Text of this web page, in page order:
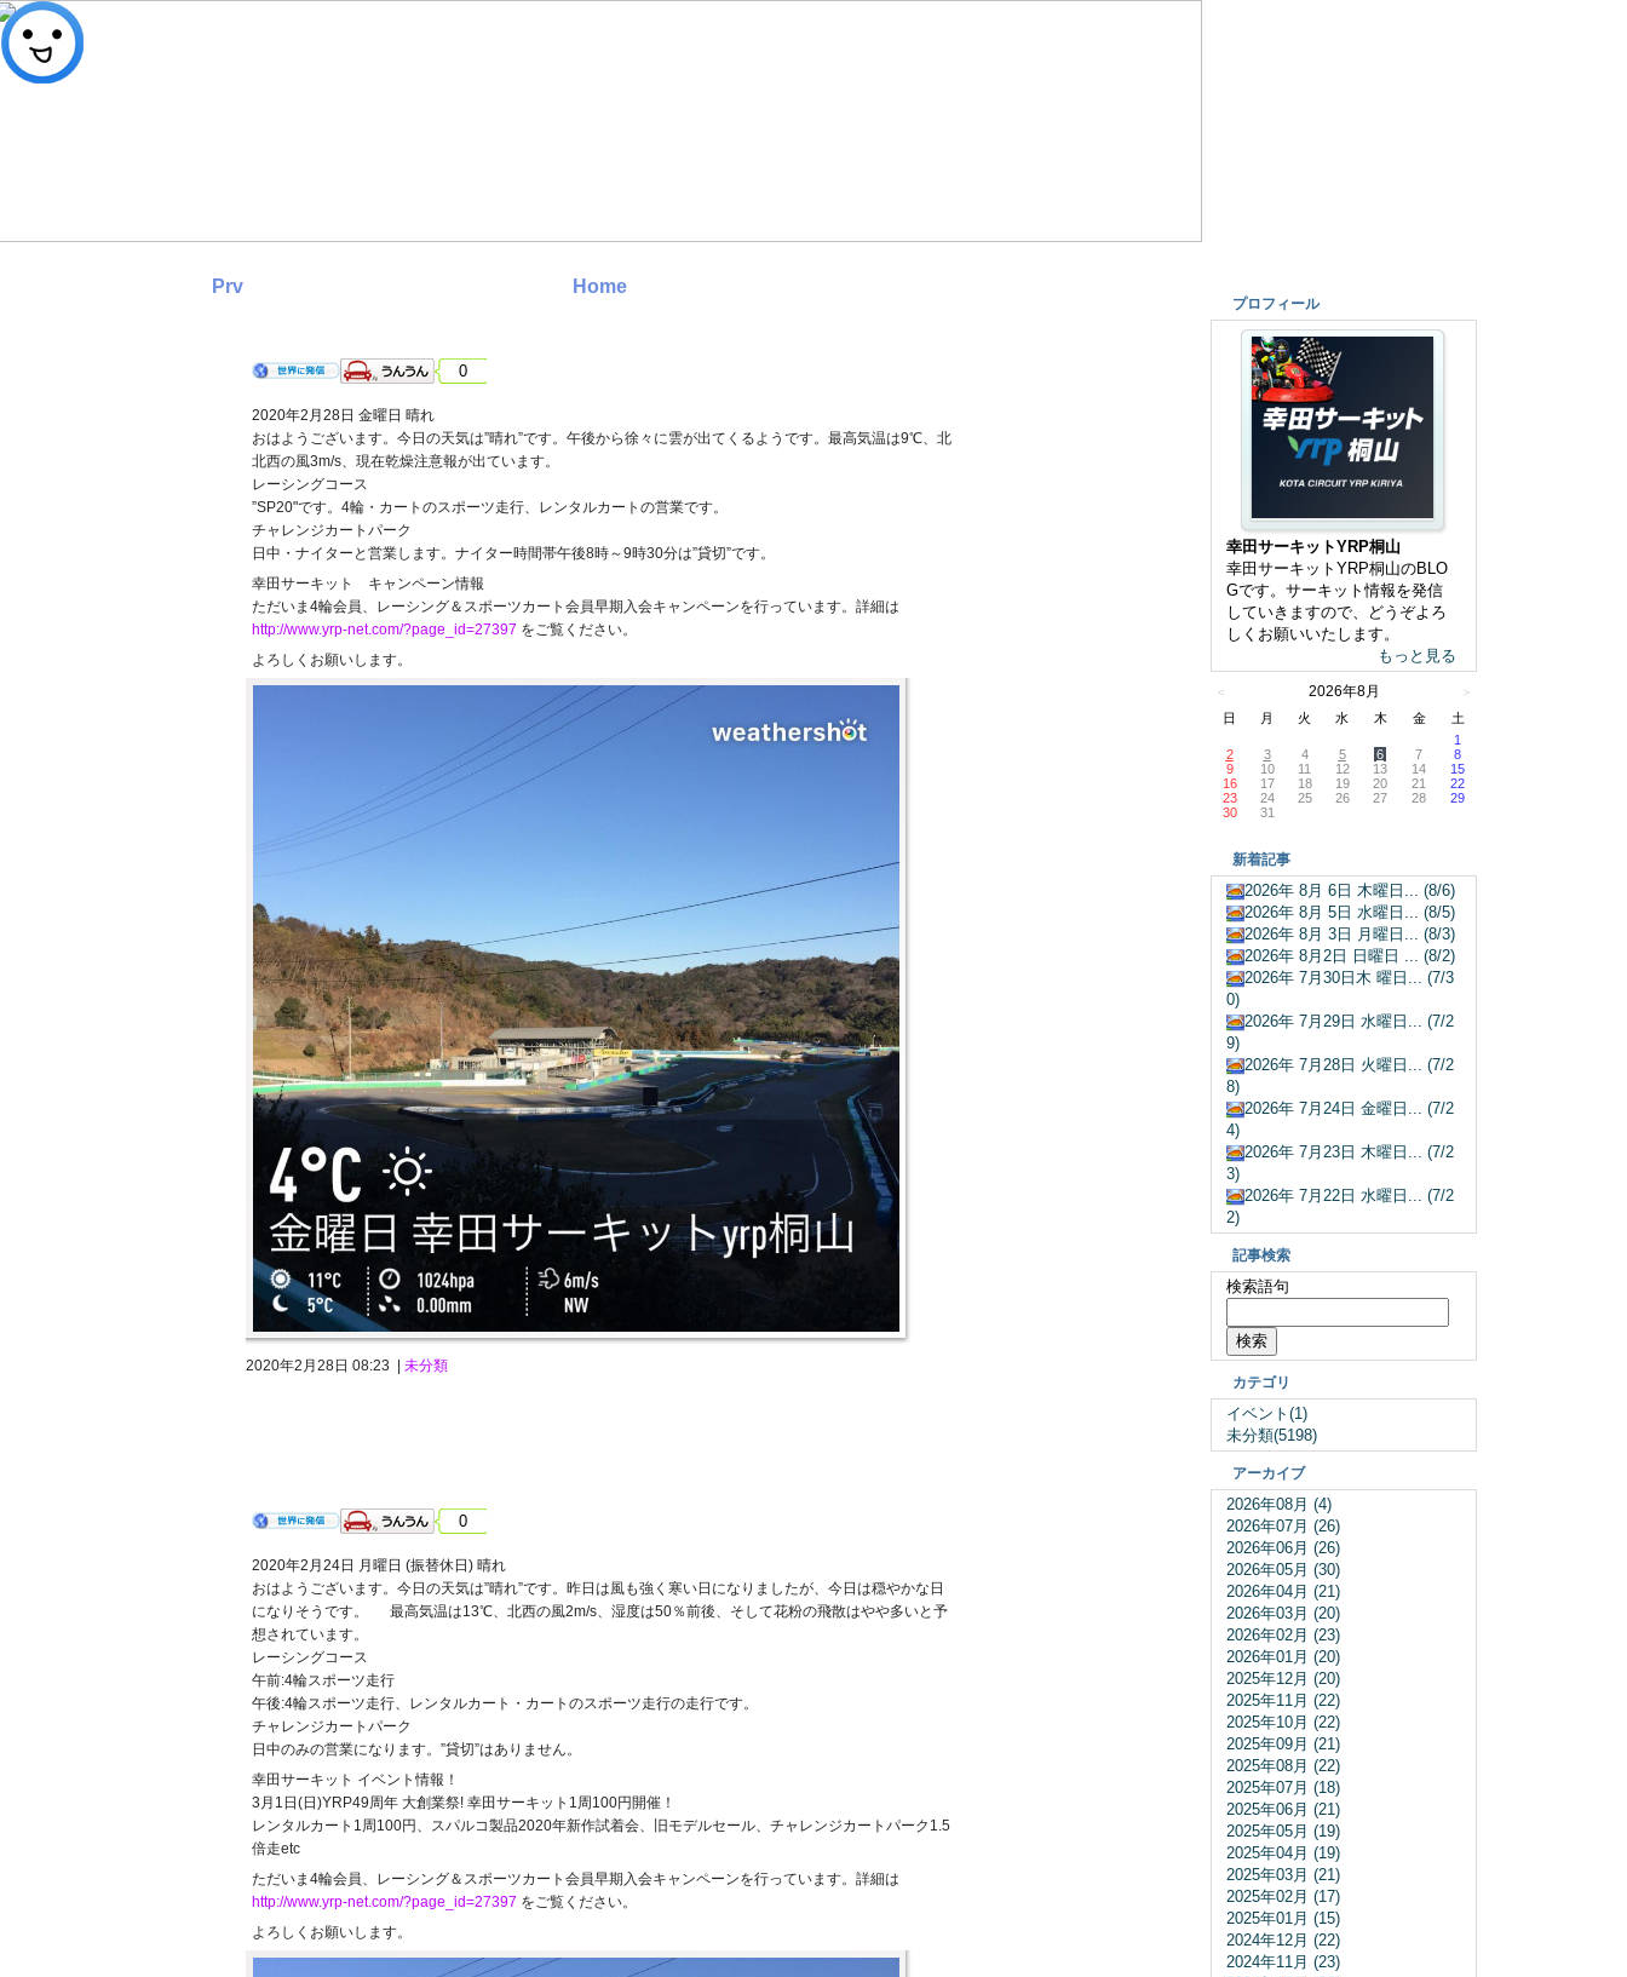
Prv Home
0
2020年2月28日 金曜日 晴れ
おはようございます。今日の天気は”晴れ”です。午後から徐々に雲が出てくるようです。最高気温は9℃、北
北西の風3m/s、現在乾燥注意報が出ています。
レーシングコース
”SP20"です。4輪・カートのスポーツ走行、レンタルカートの営業です。
チャレンジカートパーク
日中・ナイターと営業します。ナイター時間帯午後8時～9時30分は”貸切”です。
幸田サーキット キャンペーン情報
ただいま4輪会員、レーシング＆スポーツカート会員早期入会キャンペーンを行っています。詳細は
http://www.yrp-net.com/?page_id=27397 をご覧ください。
よろしくお願いします。
2020年2月28日 08:23 | 未分類
0
2020年2月24日 月曜日 (振替休日) 晴れ
おはようございます。今日の天気は”晴れ”です。昨日は風も強く寒い日になりましたが、今日は穏やかな日
になりそうです。
/st
at
ic.
x
x.f
b
c
n
e
t/i
m
最高気温は13℃、北西の風2m/s、湿度は50％前後、そして花粉の飛散はやや多いと予
想されています。
レーシングコース
午前:4輪スポーツ走行
午後:4輪スポーツ走行、レンタルカート・カートのスポーツ走行の走行です。
チャレンジカートパーク
日中のみの営業になります。”貸切”はありません。
幸田サーキット イベント情報！
3月1日(日)YRP49周年 大創業祭! 幸田サーキット1周100円開催！
レンタルカート1周100円、スパルコ製品2020年新作試着会、旧モデルセール、チャレンジカートパーク1.5
倍走etc
ただいま4輪会員、レーシング＆スポーツカート会員早期入会キャンペーンを行っています。詳細は
http://www.yrp-net.com/?page_id=27397 をご覧ください。
よろしくお願いします。
プロフィール
幸田サーキットYRP桐山
幸田サーキットYRP桐山のBLO
Gです。サーキット情報を発信
していきますので、どうぞよろ
しくお願いいたします。
もっと見る
＜ 2026年8月
＞
日
月 火 水 木 金
土
1
2
3 4 5 6 7
8
9
10 11 12 13 14
15
16
17 18 19 20 21
22
23
24 25 26 27 28
29
30
31
新着記事
2026年 8月 6日 木曜日... (8/6)
2026年 8月 5日 水曜日... (8/5)
2026年 8月 3日 月曜日... (8/3)
2026年 8月2日 日曜日 ... (8/2)
2026年 7月30日木 曜日... (7/3
0)
2026年 7月29日 水曜日... (7/2
9)
2026年 7月28日 火曜日... (7/2
8)
2026年 7月24日 金曜日... (7/2
4)
2026年 7月23日 木曜日... (7/2
3)
2026年 7月22日 水曜日... (7/2
2)
記事検索
検索語句
カテゴリ
イベント(1)
未分類(5198)
アーカイブ
2026年08月 (4)
2026年07月 (26)
2026年06月 (26)
2026年05月 (30)
2026年04月 (21)
2026年03月 (20)
2026年02月 (23)
2026年01月 (20)
2025年12月 (20)
2025年11月 (22)
2025年10月 (22)
2025年09月 (21)
2025年08月 (22)
2025年07月 (18)
2025年06月 (21)
2025年05月 (19)
2025年04月 (19)
2025年03月 (21)
2025年02月 (17)
2025年01月 (15)
2024年12月 (22)
2024年11月 (23)